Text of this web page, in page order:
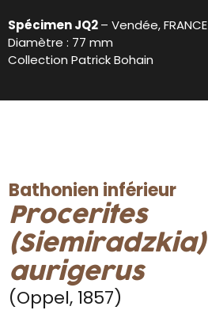
Spécimen JQ2– Vendée, FRANCE
Diamètre : 77 mm
Collection Patrick Bohain
Bathonien inférieur
Procerites
(Siemiradzkia)
aurigerus
(Oppel, 1857)